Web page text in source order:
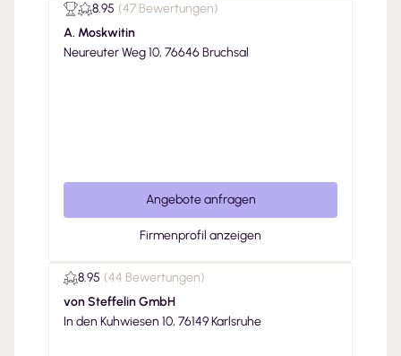
8.95 (47 Bewertungen)
A. Moskwitin
Neureuter Weg 10, 76646 Bruchsal
Angebote anfragen
Firmenprofil anzeigen
8.95 (44 Bewertungen)
von Steffelin GmbH
In den Kuhwiesen 10, 76149 Karlsruhe